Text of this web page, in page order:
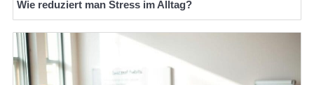
Wie reduziert man Stress im Alltag?